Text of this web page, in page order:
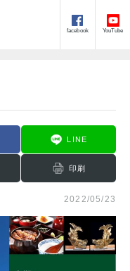
facebook YouTube
LINE
印刷
2022/05/23